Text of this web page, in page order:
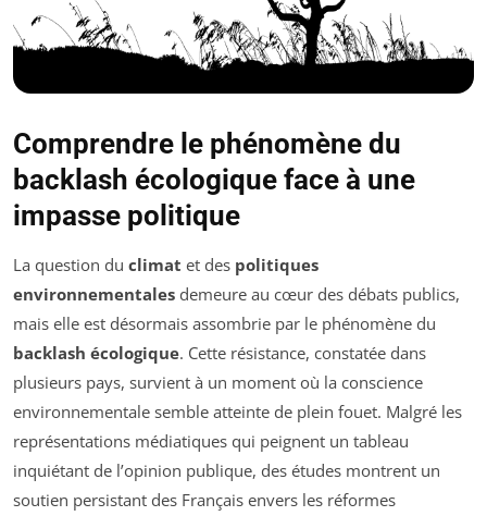
Comprendre le phénomène du
backlash écologique face à une
impasse politique
La question du climat et des politiques
environnementales demeure au cœur des débats publics,
mais elle est désormais assombrie par le phénomène du
backlash écologique. Cette résistance, constatée dans
plusieurs pays, survient à un moment où la conscience
environnementale semble atteinte de plein fouet. Malgré les
représentations médiatiques qui peignent un tableau
inquiétant de l’opinion publique, des études montrent un
soutien persistant des Français envers les réformes